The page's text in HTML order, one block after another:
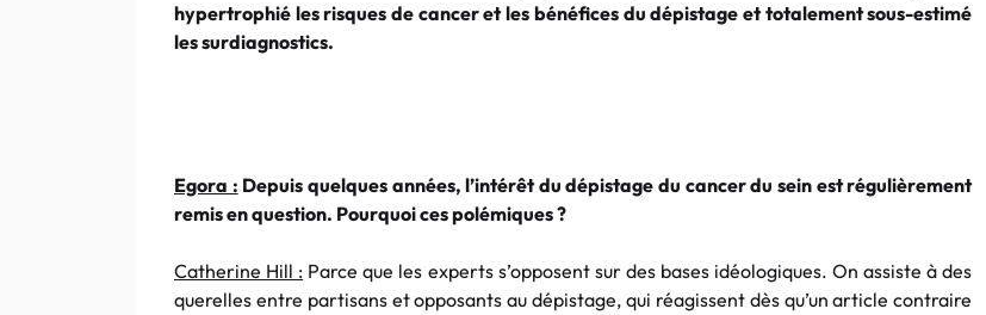
hypertrophié les risques de cancer et les bénéfices du dépistage et totalement sous-estimé
les surdiagnostics.
Egora : Depuis quelques années, l’intérêt du dépistage du cancer du sein est régulièrement
remis en question. Pourquoi ces polémiques ?
Catherine Hill : Parce que les experts s’opposent sur des bases idéologiques. On assiste à des
querelles entre partisans et opposants au dépistage, qui réagissent dès qu’un article contraire